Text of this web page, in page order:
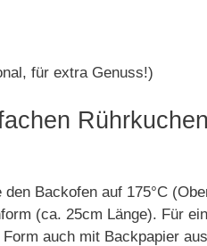
für extra Genuss!)
den Backofen auf 175°C
(ca. 25cm Länge). Für
auch mit Backpapier